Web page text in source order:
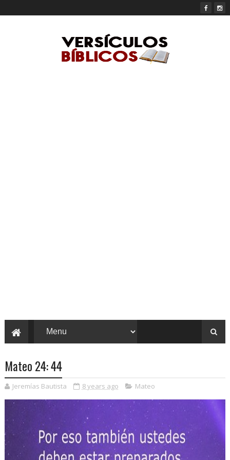
Mateo 24: 44
Jeremías Bautista 8 years ago Mateo